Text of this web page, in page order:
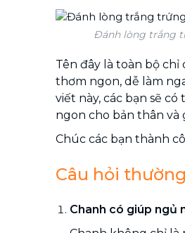
Đánh lòng trắng
Tên đây là toàn bộ
thơm ngon, dễ làm
viết này, các bạn sẽ
ngon cho bản thân và
Chúc các bạn thành
Câu hỏi
Chanh có giúp ngủ